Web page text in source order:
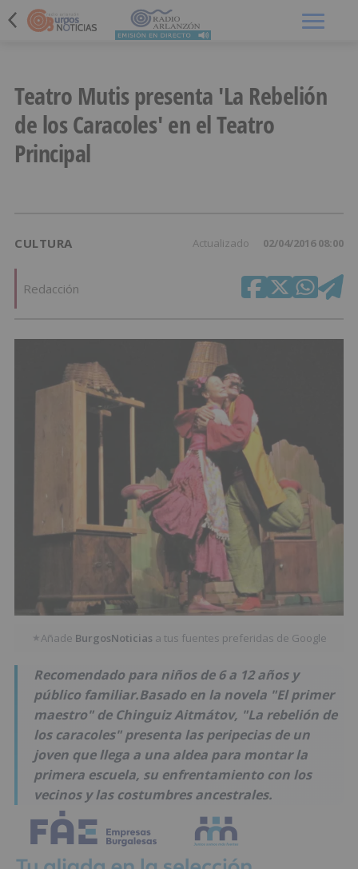
Teatro Mutis presenta 'La Rebelión
de los Caracoles' en el Teatro
Principal
CULTURA Actualizado 02/04/2016 08:00
Redacción
★Añade BurgosNoticias a tus fuentes preferidas de Google
Recomendado para niños de 6 a 12 años y
público familiar.Basado en la novela "El primer
maestro" de Chinguiz Aitmátov, "La rebelión de
los caracoles" presenta las peripecias de un
joven que llega a una aldea para montar la
primera escuela, su enfrentamiento con los
vecinos y las costumbres ancestrales.